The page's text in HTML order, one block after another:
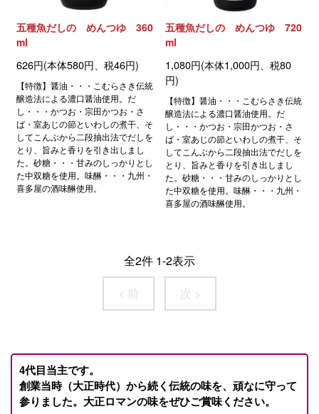
五種魚だしの めんつゆ 360
ml
626円(本体580円、税46円)
【特徴】醤油・・・こむらさき伝統
醸造法による濃口醤油使用。だ
し・・・かつお・宗田かつお・さ
ば・室あじの節といわしの煮干、そ
してこんぶから二段抽出法でだしを
とり、旨みと香りを引き出しまし
た。砂糖・・・甘みのしっかりとし
た中双糖を使用。味醂・・・九州・
喜多屋の酒味醂使用。
五種魚だしの めんつゆ 720
ml
1,080円(本体1,000円、税80
円)
【特徴】醤油・・・こむらさき伝統
醸造法による濃口醤油使用。だ
し・・・かつお・宗田かつお・さ
ば・室あじの節といわしの煮干、そ
してこんぶから二段抽出法でだしを
とり、旨みと香りを引き出しまし
た。砂糖・・・甘みのしっかりとし
た中双糖を使用。味醂・・・九州・
喜多屋の酒味醂使用。
全2件 1-2表示
< 前
次 >
4代目当主です。
創業当時（大正時代）から続く伝統の味を、頑なに守って
参りました。大正ロマンの味をぜひご賞味ください。